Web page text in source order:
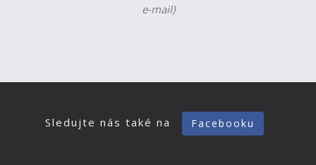
e-mail)
Sledujte nás také na Facebooku